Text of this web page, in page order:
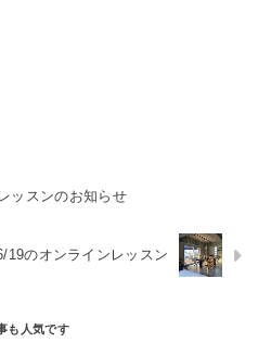
ッスンのお知らせ
19のオンラインレッスン